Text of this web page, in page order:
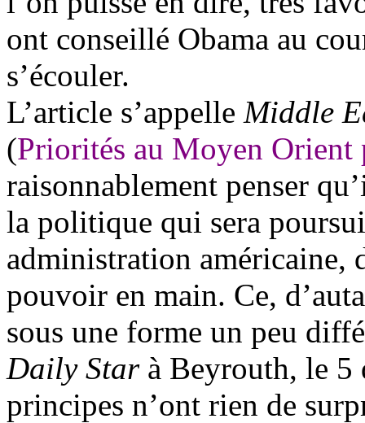
ont conseillé Obama au
s’écouler.
L’article s’appelle Middle
(Priorités au Moyen
raisonnablement penser
la politique qui sera
administration américaine,
pouvoir en main. Ce,
sous une forme un peu
Daily Starà Beyrouth, le 5
principes n’ont rien de